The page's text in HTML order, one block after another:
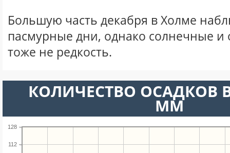
Большую часть декабря в Холме
пасмурные дни, однако солнечные
тоже не редкость.
КОЛИЧЕСТВО ОСАДКОВ
ММ
112
128